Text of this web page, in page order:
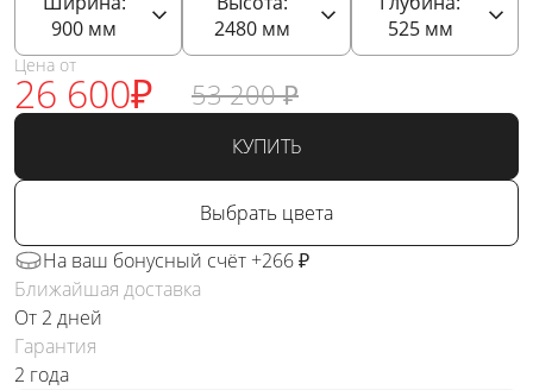
900 мм
2480мм
525мм
Цена от
26 600₽ 53 200 ₽
КУПИТЬ
Выбрать цвета
На ваш бонусный счёт +266 ₽
Ближайшая доставка
От 2 дней
Гарантия
2 года